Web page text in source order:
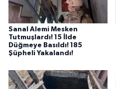
Sanal Alemi Mesken
Tutmuşlardı! 15 İlde
Düğmeye Basıldı! 185
Şüpheli Yakalandı!